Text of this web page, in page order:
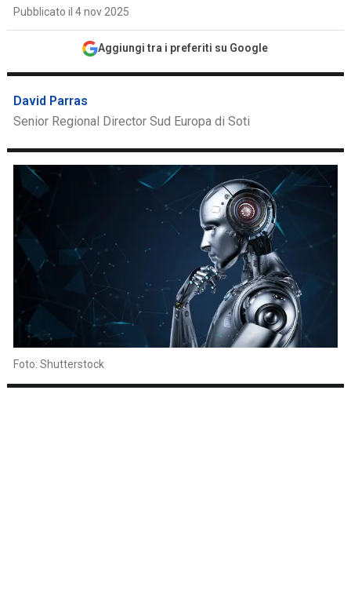
Pubblicato il 4 nov 2025
Aggiungi tra i preferiti su Google
David Parras
Senior Regional Director Sud Europa di Soti
Foto: Shutterstock